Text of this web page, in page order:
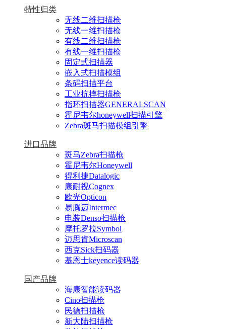
特性归类
无线二维扫描枪
无线一维扫描枪
有线二维扫描枪
有线一维扫描枪
固定式扫描器
嵌入式扫描模组
条码扫描平台
工业抗摔扫描枪
指环扫描器GENERALSCAN
霍尼韦尔honeywell扫描引擎
Zebra斑马扫描模组引擎
进口品牌
斑马Zebra扫描枪
霍尼韦尔Honeywell
得利捷Datalogic
康耐视Cognex
欧光Opticon
易腾迈Intermec
电装Denso扫描枪
摩托罗拉Symbol
迈思肯Microscan
西克Sick扫码器
基恩士keyence读码器
国产品牌
海康智能读码器
Cino扫描枪
民德扫描枪
新大陆扫描枪